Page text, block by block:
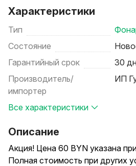
Характеристики
Тип
Состояние
Гарантийный срок
30
Производитель/
импортер
ИП
Все характеристики
Описание
Акция! Цена 60 BYN указана
Полная стоимость при других